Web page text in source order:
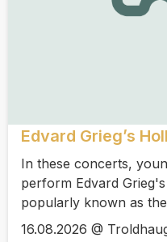
Edvard Grieg’s
In these concerts,
perform Edvard
popularly known as
16.08.2026 @